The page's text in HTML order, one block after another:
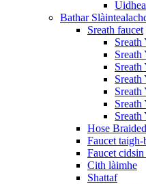
Bathar
Sreath faucet
Hose Braided
Faucet taigh-
Faucet
Cith làimhe
Shattaf